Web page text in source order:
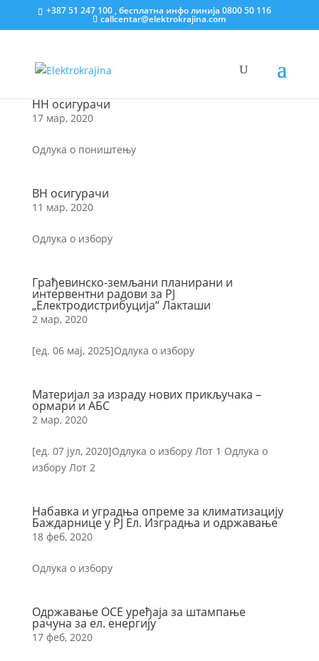
+387 51 247 100 , бесплатна инфо линија 0800 50 116
callcentar@elektrokrajina.com
НН осигурачи
17 мар, 2020
Одлука о поништењу
ВН осигурачи
11 мар, 2020
Одлука о избору
Грађевинско-земљани планирани и
интервентни радови за РЈ
„Електродистрибуција“ Лакташи
2 мар, 2020
[ед. 06 мај, 2025]Одлука о избору
Материјал за израду нових прикључака –
ормари и АБС
2 мар, 2020
[ед. 07 јул, 2020]Одлука о избору Лот 1 Одлука о
избору Лот 2
Набавка и уградња опреме за климатизацију
Баждарнице у РЈ Ел. Изградња и одржавање
18 феб, 2020
Одлука о избору
Одржавање OCE уређаја за штампање
рачуна за ел. енергију
17 феб, 2020